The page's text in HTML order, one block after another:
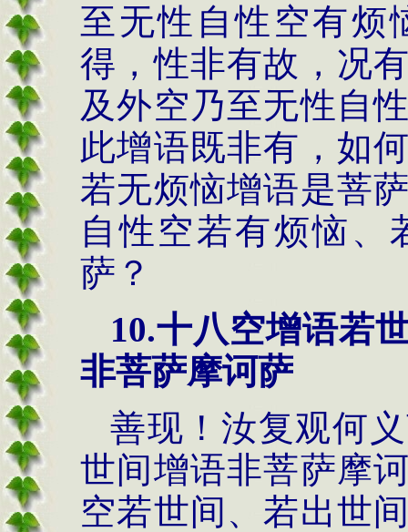
至无性自性空有烦
得，性非有故，况
及外空乃至无性自
此增语既非有，如
若无烦恼增语是菩
自性空若有烦恼、
萨？
10.十八空增语若
非菩萨摩诃萨
善现！汝复观何
世间增语非菩萨摩
空若世间、若出世